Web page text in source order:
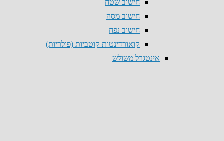
חישוב שטח
חישוב מסה
חישוב נפח
קואורדינטות קוטביות (פולריות)
אינטגרל משולש